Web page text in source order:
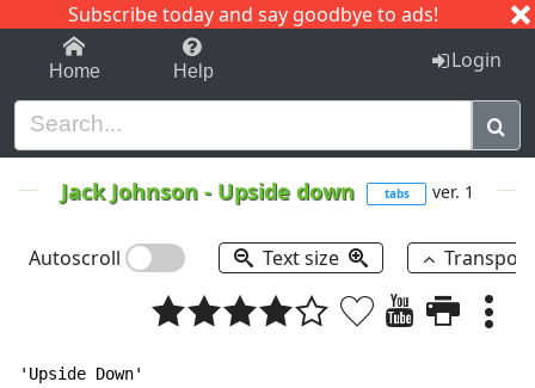
Subscribe today and say goodbye to ads!
1-9 C I J
Home Help Login
Jack Johnson - Upside down tabs ver. 1
Autoscroll Text size
'Upside Down'